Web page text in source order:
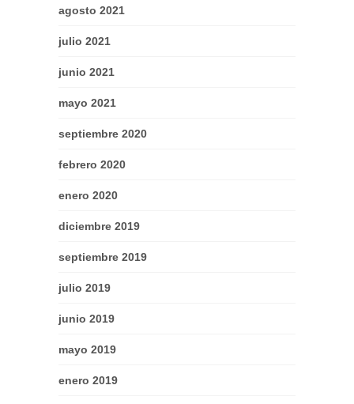
agosto 2021
julio 2021
junio 2021
mayo 2021
septiembre 2020
febrero 2020
enero 2020
diciembre 2019
septiembre 2019
julio 2019
junio 2019
mayo 2019
enero 2019